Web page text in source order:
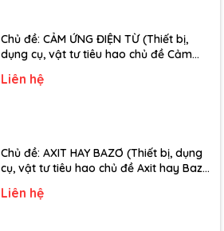
Chủ đề: CẢM ỨNG ĐIỆN TỪ (Thiết bị,
dụng cụ, vật tư tiêu hao chủ đề Cảm
Liên hệ
Chủ đề: AXIT HAY BAZƠ (Thiết bị, dụng
cụ, vật tư tiêu hao chủ đề Axit hay Bazơ
Liên hệ